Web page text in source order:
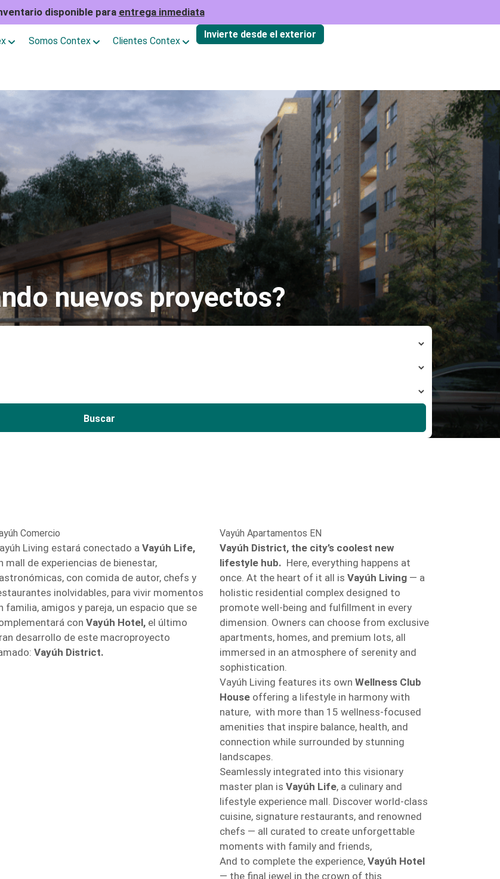
disponible para entrega inmediata
Somos Contex Clientes Contex
Invierte desde el exterior
nuevos proyectos?
Buscar
Comercio
Living estará conectado a Vayúh Life,
mall de experiencias de bienestar,
con comida de autor, chefs y
inolvidables, para vivir momentos
familia, amigos y pareja, un espacio que se
con Vayúh Hotel, el último
desarrollo de este macroproyecto
Vayúh District.
Vayúh Apartamentos EN
Vayúh District, the city’s coolest new
lifestyle hub. Here, everything happens at
once. At the heart of it all is Vayúh Living — a
holistic residential complex designed to
promote well-being and fulfillment in every
dimension. Owners can choose from exclusive
apartments, homes, and premium lots, all
immersed in an atmosphere of serenity and
sophistication.
Vayúh Living features its own Wellness Club
House offering a lifestyle in harmony with
nature, with more than 15 wellness-focused
amenities that inspire balance, health, and
connection while surrounded by stunning
landscapes.
Seamlessly integrated into this visionary
master plan is Vayúh Life, a culinary and
lifestyle experience mall. Discover world-class
cuisine, signature restaurants, and renowned
chefs — all curated to create unforgettable
moments with family and friends,
And to complete the experience, Vayúh Hotel
— the final jewel in the crown of this